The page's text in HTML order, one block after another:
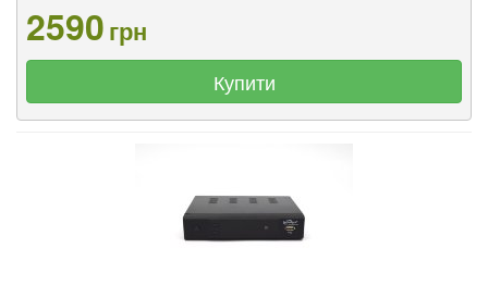
2590грн
Купити